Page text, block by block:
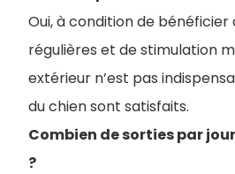
Oui, à condition de
régulières et de stimulation
extérieur n’est pas
du chien sont satisfaits.
Combien de sorties par
?